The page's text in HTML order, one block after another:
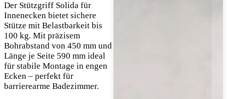
Der Stützgriff Solida für
Innenecken bietet sichere
Stütze mit Belastbarkeit bis
100 kg. Mit präzisem
Bohrabstand von 450 mm und
Länge je Seite 590 mm ideal
für stabile Montage in engen
Ecken – perfekt für
barrierearme Badezimmer.